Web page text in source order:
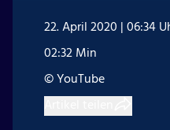
22. April 2020 | 06:34
02:32 Min
© YouTube